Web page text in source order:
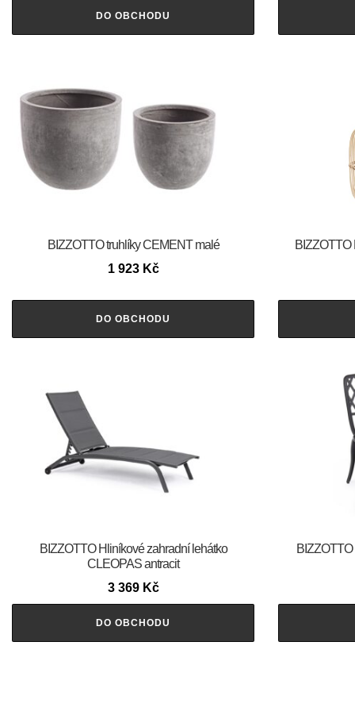
DO OBCHODU
BIZZOTTO truhlíky CEMENT malé
1 923 Kč
DO OBCHODU
BIZZOTTO
BIZZOTTO Hliníkové zahradní lehátko
CLEOPAS antracit
3 369 Kč
DO OBCHODU